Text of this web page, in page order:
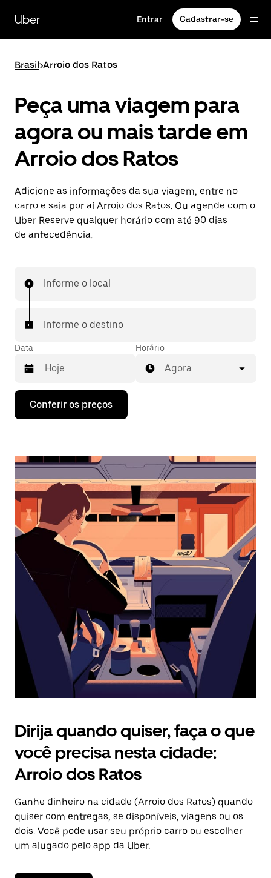
para
conteúdo
Uber Entrar Cadastrar-se
Brasil>Arroio dos Ratos
Peça uma viagem para
agora ou mais tarde em
Arroio dos Ratos
Adicione as informações da sua viagem, entre no
carro e saia por aí Arroio dos Ratos. Ou agende com o
Uber Reserve qualquer horário com até 90 dias
de antecedência.
Informe o local
Informe o destino
Data
Pressione
seta
interagir
o
calendário
selecionar
uma
data.
Pressione
a
tecla
“ESC”
o
calendário.
Horário
Agora
Conferir os preços
Dirija quando quiser, faça o que
você precisa nesta cidade:
Arroio dos Ratos
Ganhe dinheiro na cidade (Arroio dos Ratos) quando
quiser com entregas, se disponíveis, viagens ou os
dois. Você pode usar seu próprio carro ou escolher
um alugado pelo app da Uber.